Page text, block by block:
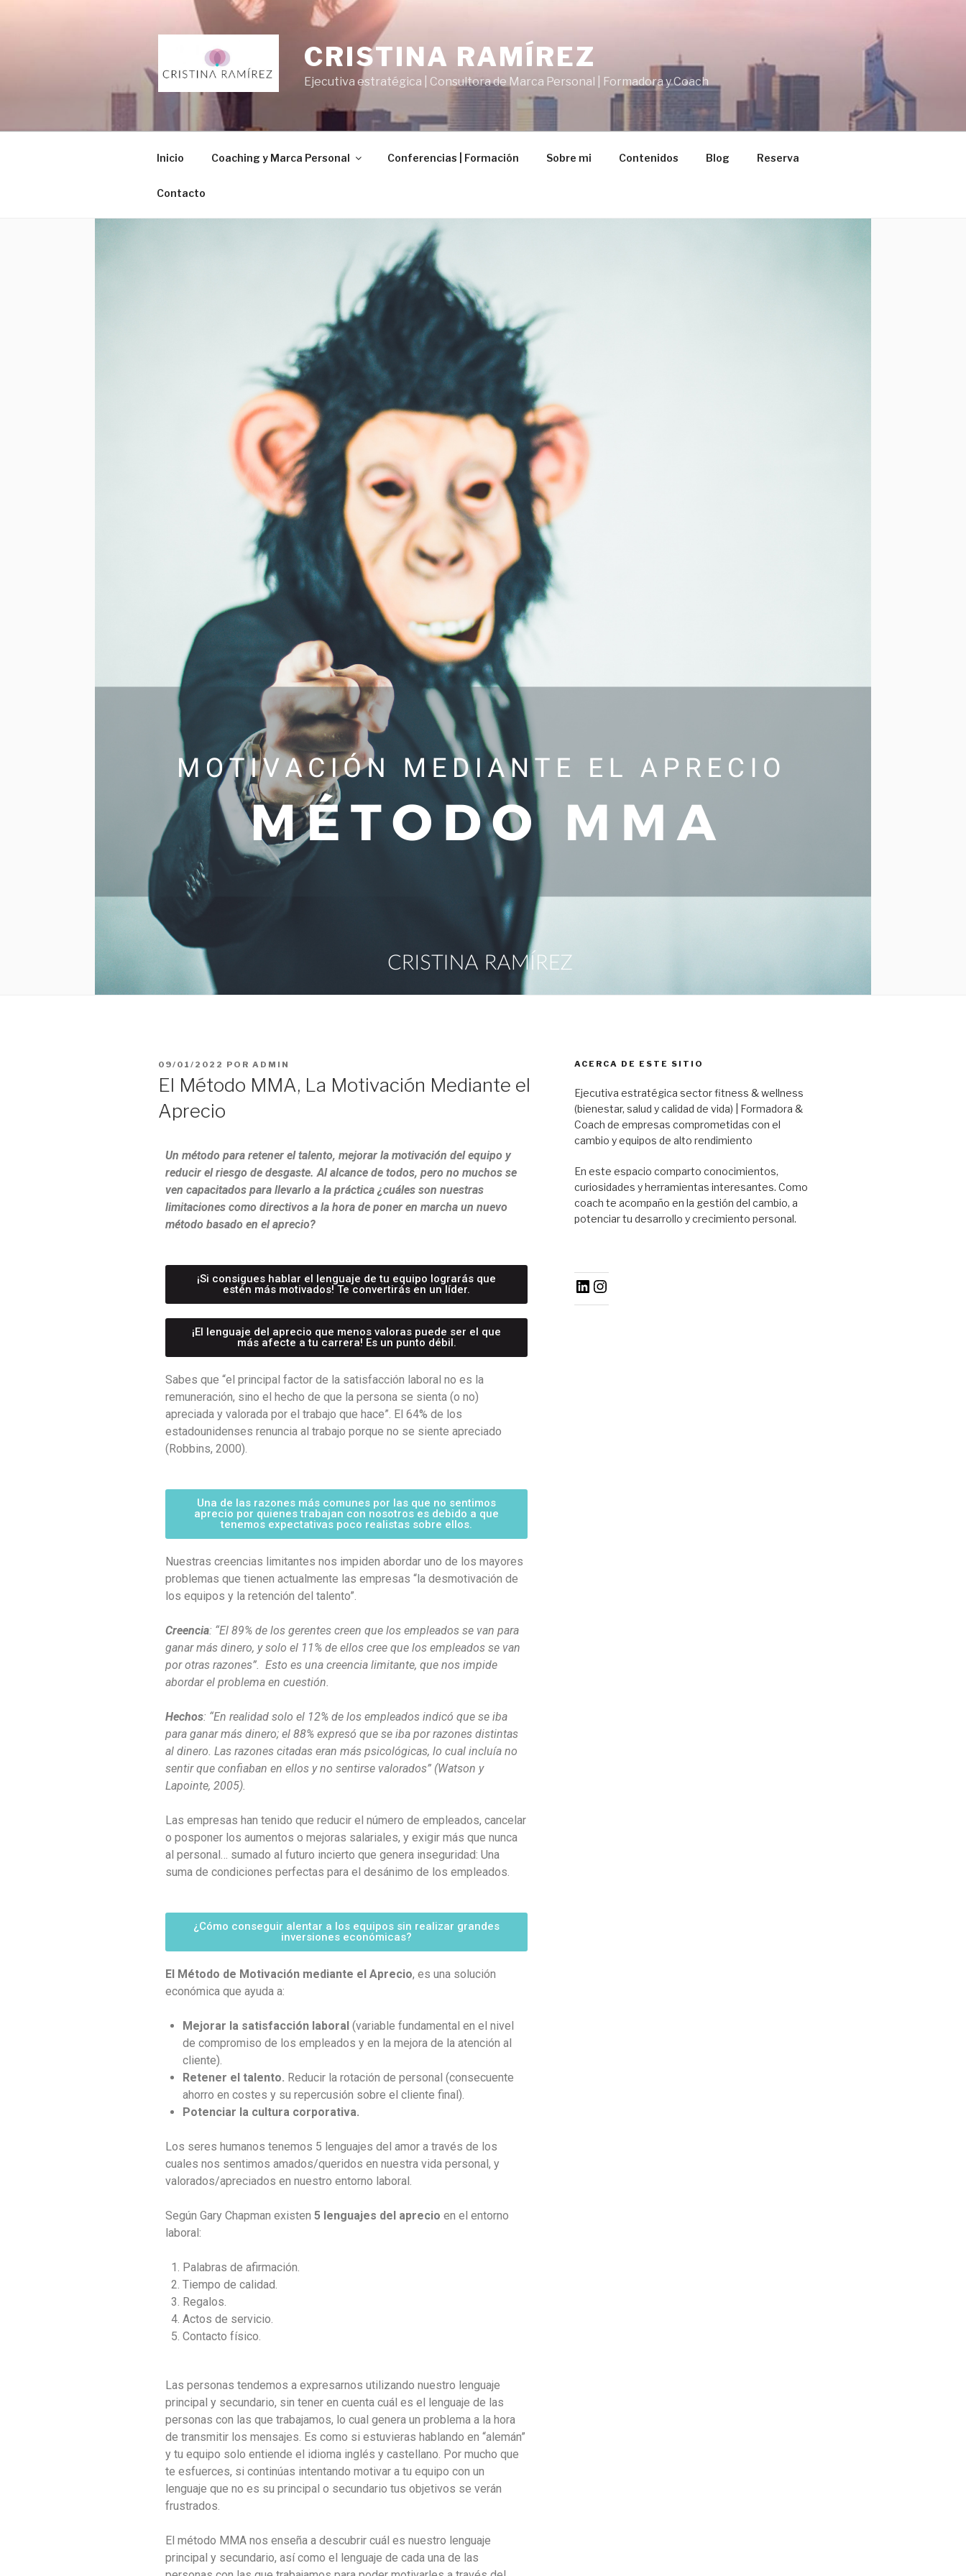
CRISTINA RAMÍREZ
Ejecutiva estratégica | Consultora de Marca Personal | Formadora y Coach
Inicio Coaching y Marca Personal Conferencias | Formación Sobre mi Contenidos Blog Reserva
Contacto
09/01/2022 POR ADMIN
El Método MMA, La Motivación Mediante el
Aprecio
Un método para retener el talento, mejorar la motivación del equipo y
reducir el riesgo de desgaste. Al alcance de todos, pero no muchos se
ven capacitados para llevarlo a la práctica ¿cuáles son nuestras
limitaciones como directivos a la hora de poner en marcha un nuevo
método basado en el aprecio?
¡Si consigues hablar el lenguaje de tu equipo lograrás que
estén más motivados! Te convertirás en un líder.
¡El lenguaje del aprecio que menos valoras puede ser el que
más afecte a tu carrera! Es un punto débil.
Sabes que “el principal factor de la satisfacción laboral no es la
remuneración, sino el hecho de que la persona se sienta (o no)
apreciada y valorada por el trabajo que hace”. El 64% de los
estadounidenses renuncia al trabajo porque no se siente apreciado
(Robbins, 2000).
Una de las razones más comunes por las que no sentimos
aprecio por quienes trabajan con nosotros es debido a que
tenemos expectativas poco realistas sobre ellos.
Nuestras creencias limitantes nos impiden abordar uno de los mayores
problemas que tienen actualmente las empresas “la desmotivación de
los equipos y la retención del talento”.
Creencia: “El 89% de los gerentes creen que los empleados se van para
ganar más dinero, y solo el 11% de ellos cree que los empleados se van
por otras razones”. Esto es una creencia limitante, que nos impide
abordar el problema en cuestión.
Hechos: “En realidad solo el 12% de los empleados indicó que se iba
para ganar más dinero; el 88% expresó que se iba por razones distintas
al dinero. Las razones citadas eran más psicológicas, lo cual incluía no
sentir que confiaban en ellos y no sentirse valorados” (Watson y
Lapointe, 2005).
Las empresas han tenido que reducir el número de empleados, cancelar
o posponer los aumentos o mejoras salariales, y exigir más que nunca
al personal… sumado al futuro incierto que genera inseguridad: Una
suma de condiciones perfectas para el desánimo de los empleados.
¿Cómo conseguir alentar a los equipos sin realizar grandes
inversiones económicas?
El Método de Motivación mediante el Aprecio, es una solución
económica que ayuda a:
Mejorar la satisfacción laboral (variable fundamental en el nivel
de compromiso de los empleados y en la mejora de la atención al
cliente).
Retener el talento. Reducir la rotación de personal (consecuente
ahorro en costes y su repercusión sobre el cliente final).
Potenciar la cultura corporativa.
Los seres humanos tenemos 5 lenguajes del amor a través de los
cuales nos sentimos amados/queridos en nuestra vida personal, y
valorados/apreciados en nuestro entorno laboral.
Según Gary Chapman existen 5 lenguajes del aprecio en el entorno
laboral:
Palabras de afirmación.
Tiempo de calidad.
Regalos.
Actos de servicio.
Contacto físico.
Las personas tendemos a expresarnos utilizando nuestro lenguaje
principal y secundario, sin tener en cuenta cuál es el lenguaje de las
personas con las que trabajamos, lo cual genera un problema a la hora
de transmitir los mensajes. Es como si estuvieras hablando en “alemán”
y tu equipo solo entiende el idioma inglés y castellano. Por mucho que
te esfuerces, si continúas intentando motivar a tu equipo con un
lenguaje que no es su principal o secundario tus objetivos se verán
frustrados.
El método MMA nos enseña a descubrir cuál es nuestro lenguaje
principal y secundario, así como el lenguaje de cada una de las
ACERCA DE ESTE SITIO
Ejecutiva estratégica sector fitness & wellness
(bienestar, salud y calidad de vida) | Formadora &
Coach de empresas comprometidas con el
cambio y equipos de alto rendimiento
En este espacio comparto conocimientos,
curiosidades y herramientas interesantes. Como
coach te acompaño en la gestión del cambio, a
potenciar tu desarrollo y crecimiento personal.